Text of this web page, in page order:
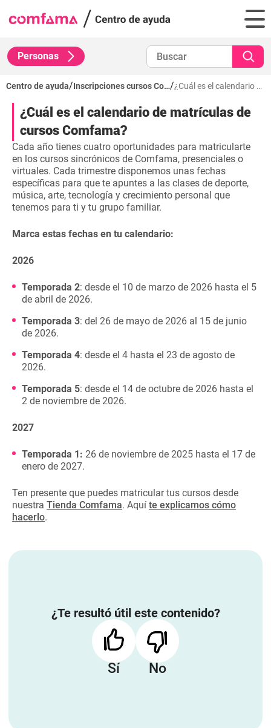
Personas
Centro de ayuda/ Inscripciones cursos Comfama/ ¿Cuál es el calendario de matrículas de cursos Comfama?
¿Cuál es el calendario de matrículas de
cursos Comfama?
Cada año tienes cuatro oportunidades para matricularte
en los cursos sincrónicos de Comfama, presenciales o
virtuales. Cada trimestre disponemos unas fechas
específicas para que te apuntes a las clases de deporte,
música, arte, tecnología y crecimiento personal que
tenemos para ti y tu grupo familiar.
Marca estas fechas en tu calendario:
2026
Temporada 2: desde el 10 de marzo de 2026 hasta el 5
de abril de 2026.
Temporada 3: del 26 de mayo de 2026 al 15 de junio
de 2026.
Temporada 4: desde el 4 hasta el 23 de agosto de
2026.
Temporada 5: desde el 14 de octubre de 2026 hasta el
2 de noviembre de 2026.
2027
Temporada 1: 26 de noviembre de 2025 hasta el 17 de
enero de 2027.
Ten presente que puedes matricular tus cursos desde
nuestra Tienda Comfama. Aquí te explicamos cómo
hacerlo.
¿Te resultó útil este contenido?
Sí No